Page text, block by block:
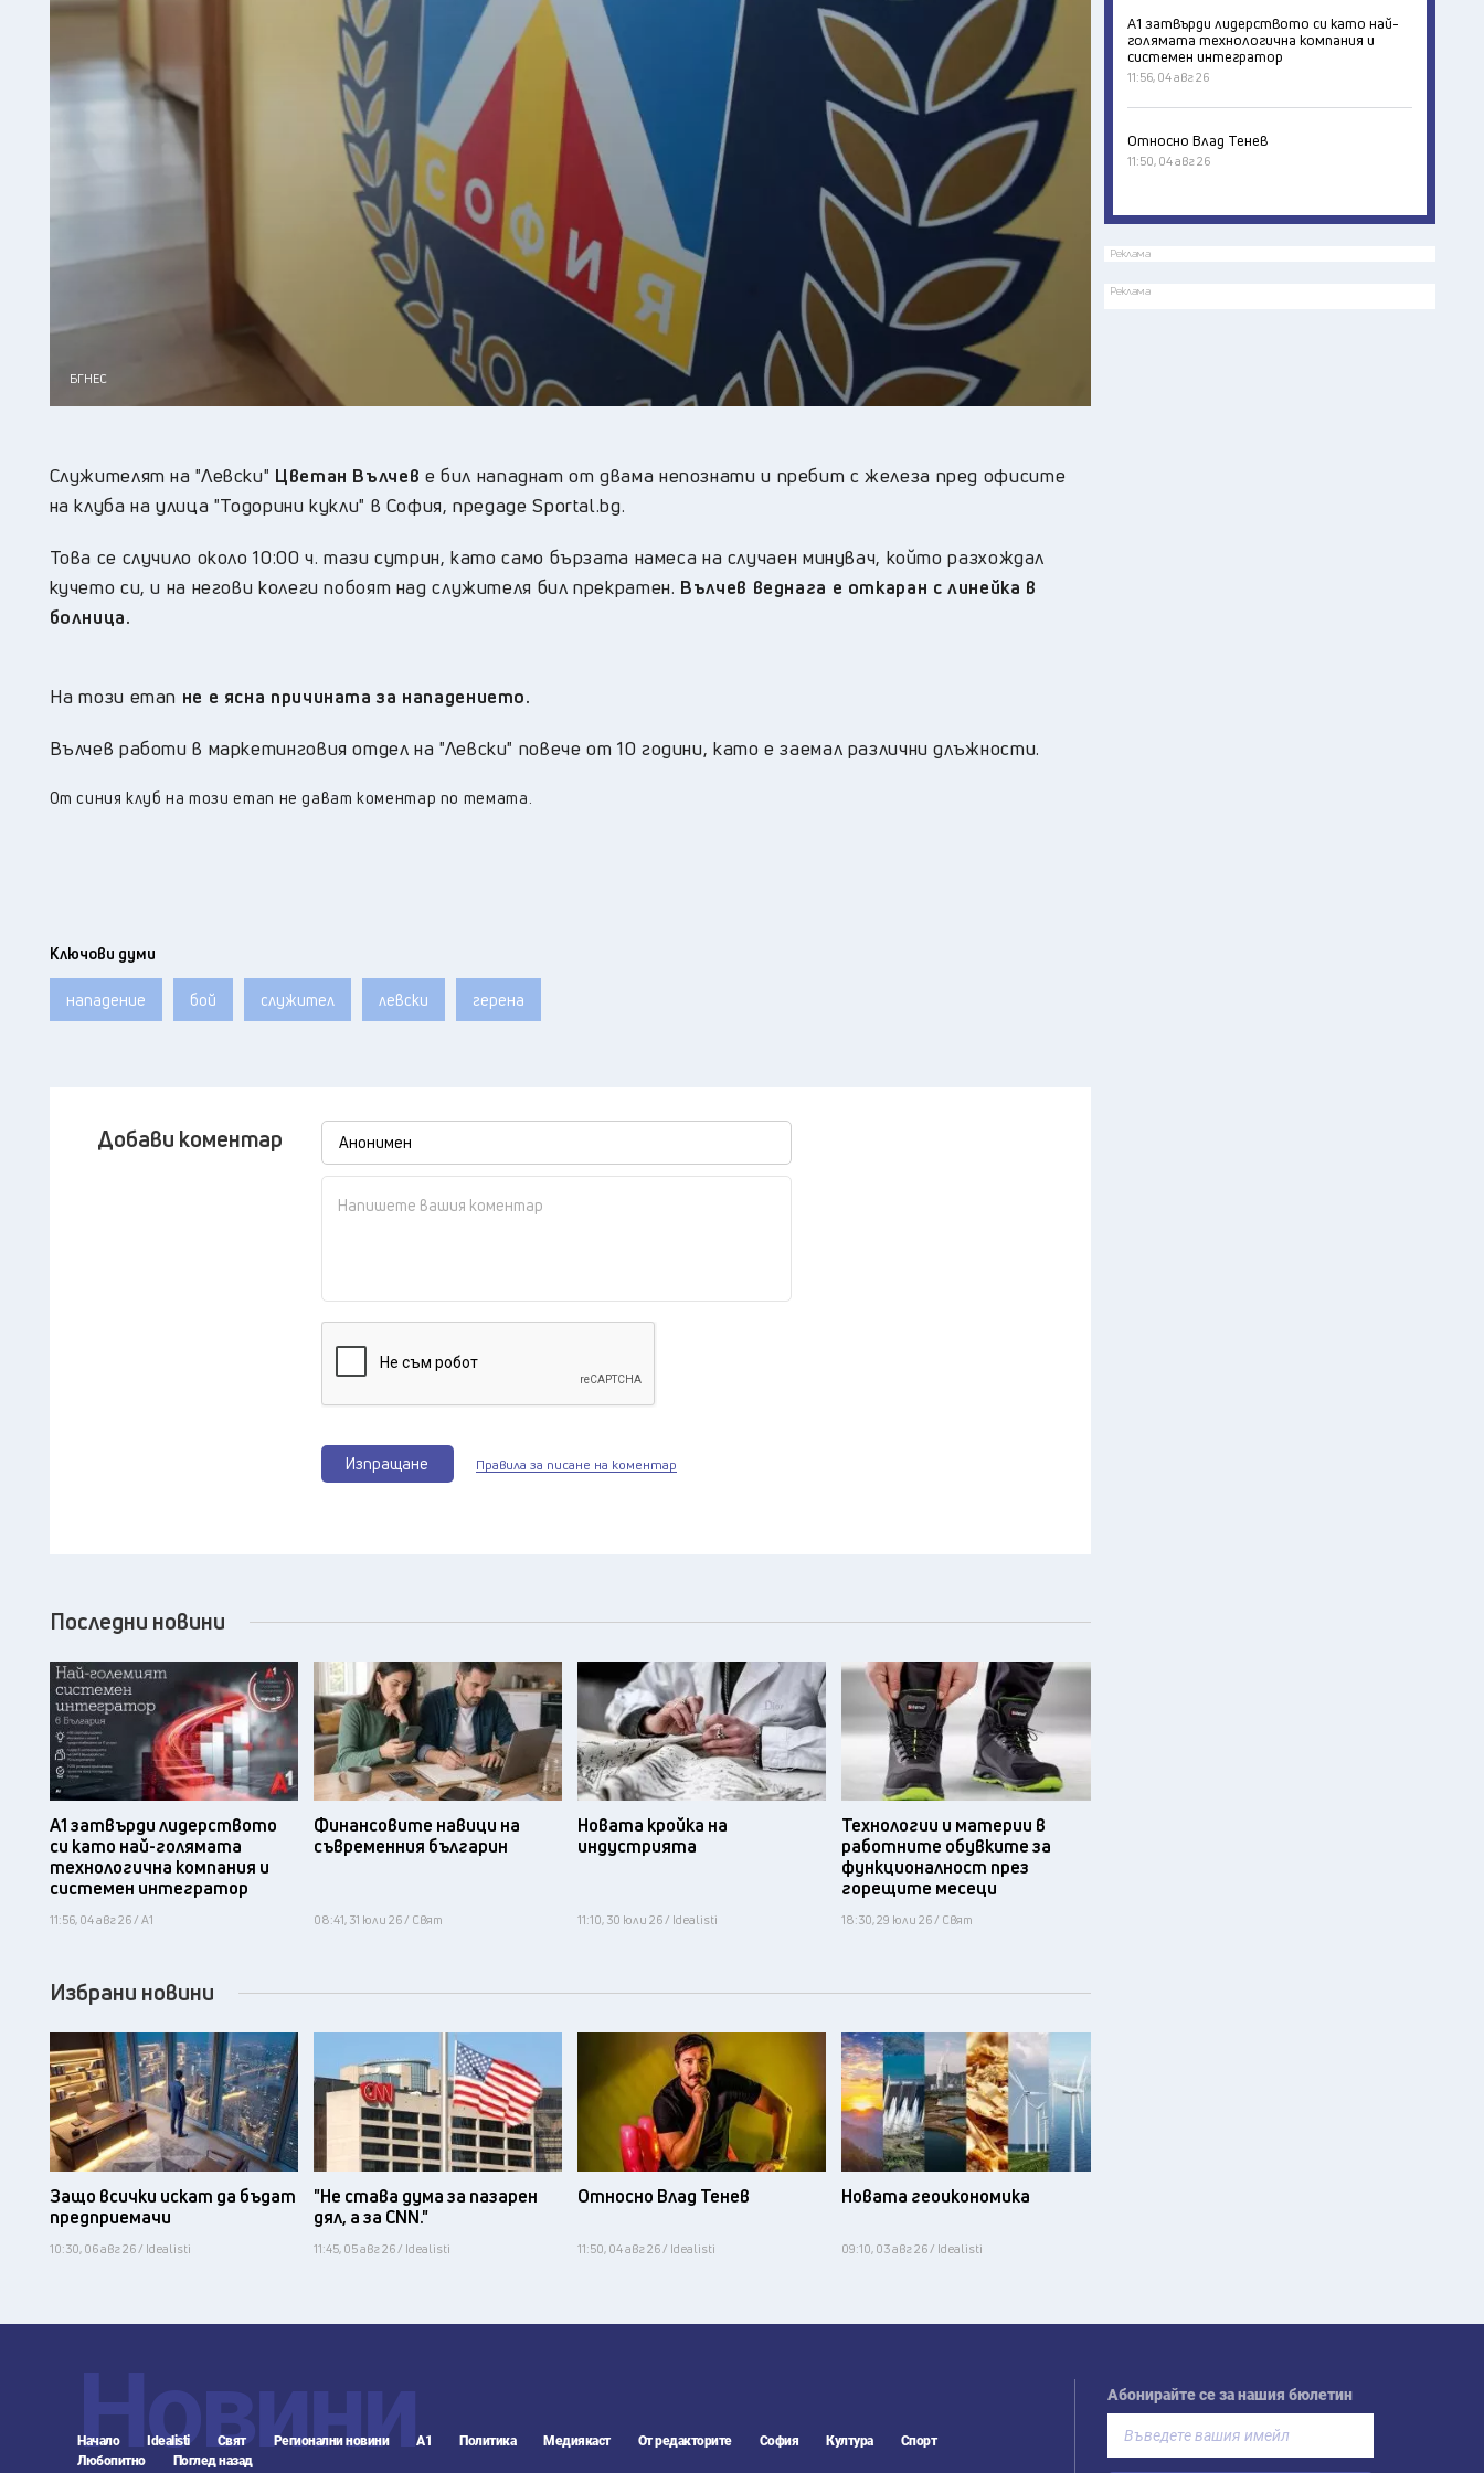
Перник 26
Плевен 28
Пловдив 27
Разград 23°C
Русе 28
Силистра °C
Сливен 23
Смолян 20
София, 28 °C
Стара Загора , 25°C
Търговище 24°C
25°C
Шумен
Ямбол, 24°C
БГНЕС
Служителят на "Левски" Цветан Вълчев е бил нападнат от двама непознати и пребит с железа пред офисите
на клуба на улица "Тодорини кукли" в София, предаде Sportal.bg.
Това се случило около 10:00 ч. тази сутрин, като само бързата намеса на случаен минувач, който разхождал
кучето си, и на негови колеги побоят над служителя бил прекратен. Вълчев веднага е откаран с линейка в
болница.
На този етап не е ясна причината за нападението.
Вълчев работи в маркетинговия отдел на "Левски" повече от 10 години, като е заемал различни длъжности.
От синия клуб на този етап не дават коментар по темата.
Ключови думи
нападение бой служител левски герена
Добави коментар
Изпращане Правила за писане на коментар
Последни новини
А1 затвърди лидерството
си като най-голямата
технологична компания и
системен интегратор
11:56, 04 авг 26 / А1
Финансовите навици на
съвременния българин
08:41, 31 юли 26 / Свят
Новата кройка на
индустрията
11:10, 30 юли 26 / Idealisti
Технологии и материи в
работните обувките за
функционалност през
горещите месеци
18:30, 29 юли 26 / Свят
Избрани новини
Защо всички искат да бъдат
предприемачи
10:30, 06 авг 26 / Idealisti
"Не става дума за пазарен
дял, а за CNN."
11:45, 05 авг 26 / Idealisti
Относно Влад Тенев
11:50, 04 авг 26 / Idealisti
Новата геоикономика
09:10, 03 авг 26 / Idealisti
А1 затвърди лидерството си като най-
голямата технологична компания и
системен интегратор
11:56, 04 авг 26
Относно Влад Тенев
11:50, 04 авг 26
Реклама
Реклама
Новини
Начало Idealisti Свят Регионални новини А1 Политика Медиякаст От редакторите София Култура
Спорт
Любопитно
Поглед назад
Абонирайте се за нашия бюлетин